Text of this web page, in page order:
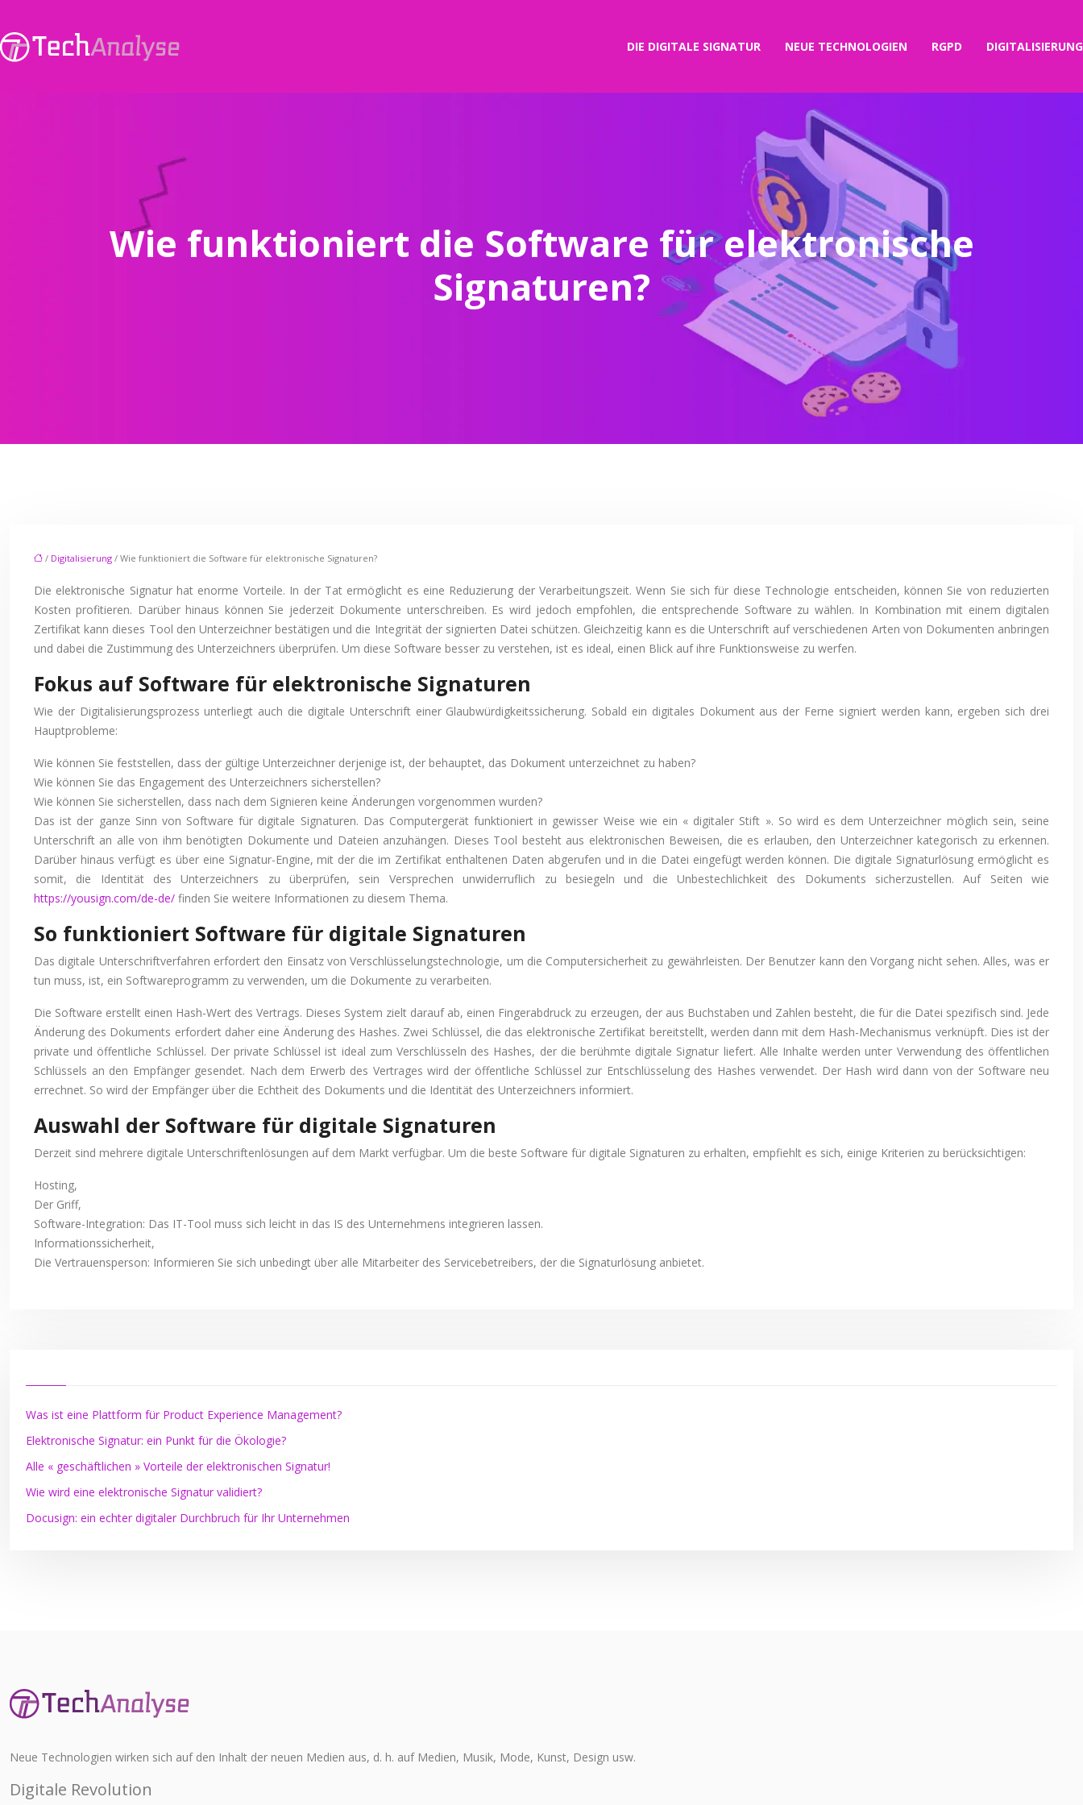
DIE DIGITALE SIGNATUR NEUE TECHNOLOGIEN RGPD DIGITALISIERUNG
Wie funktioniert die Software für elektronische
Signaturen?
/ Digitalisierung / Wie funktioniert die Software für elektronische Signaturen?
Die elektronische Signatur hat enorme Vorteile. In der Tat ermöglicht es eine Reduzierung der Verarbeitungszeit. Wenn Sie sich für diese Technologie entscheiden, können Sie von reduzierten
Kosten profitieren. Darüber hinaus können Sie jederzeit Dokumente unterschreiben. Es wird jedoch empfohlen, die entsprechende Software zu wählen. In Kombination mit einem digitalen
Zertifikat kann dieses Tool den Unterzeichner bestätigen und die Integrität der signierten Datei schützen. Gleichzeitig kann es die Unterschrift auf verschiedenen Arten von Dokumenten anbringen
und dabei die Zustimmung des Unterzeichners überprüfen. Um diese Software besser zu verstehen, ist es ideal, einen Blick auf ihre Funktionsweise zu werfen.
Fokus auf Software für elektronische Signaturen
Wie der Digitalisierungsprozess unterliegt auch die digitale Unterschrift einer Glaubwürdigkeitssicherung. Sobald ein digitales Dokument aus der Ferne signiert werden kann, ergeben sich drei
Hauptprobleme:
Wie können Sie feststellen, dass der gültige Unterzeichner derjenige ist, der behauptet, das Dokument unterzeichnet zu haben?
Wie können Sie das Engagement des Unterzeichners sicherstellen?
Wie können Sie sicherstellen, dass nach dem Signieren keine Änderungen vorgenommen wurden?
Das ist der ganze Sinn von Software für digitale Signaturen. Das Computergerät funktioniert in gewisser Weise wie ein « digitaler Stift ». So wird es dem Unterzeichner möglich sein, seine
Unterschrift an alle von ihm benötigten Dokumente und Dateien anzuhängen. Dieses Tool besteht aus elektronischen Beweisen, die es erlauben, den Unterzeichner kategorisch zu erkennen.
Darüber hinaus verfügt es über eine Signatur-Engine, mit der die im Zertifikat enthaltenen Daten abgerufen und in die Datei eingefügt werden können. Die digitale Signaturlösung ermöglicht es
somit, die Identität des Unterzeichners zu überprüfen, sein Versprechen unwiderruflich zu besiegeln und die Unbestechlichkeit des Dokuments sicherzustellen. Auf Seiten wie
https://yousign.com/de-de/ finden Sie weitere Informationen zu diesem Thema.
So funktioniert Software für digitale Signaturen
Das digitale Unterschriftverfahren erfordert den Einsatz von Verschlüsselungstechnologie, um die Computersicherheit zu gewährleisten. Der Benutzer kann den Vorgang nicht sehen. Alles, was er
tun muss, ist, ein Softwareprogramm zu verwenden, um die Dokumente zu verarbeiten.
Die Software erstellt einen Hash-Wert des Vertrags. Dieses System zielt darauf ab, einen Fingerabdruck zu erzeugen, der aus Buchstaben und Zahlen besteht, die für die Datei spezifisch sind. Jede
Änderung des Dokuments erfordert daher eine Änderung des Hashes. Zwei Schlüssel, die das elektronische Zertifikat bereitstellt, werden dann mit dem Hash-Mechanismus verknüpft. Dies ist der
private und öffentliche Schlüssel. Der private Schlüssel ist ideal zum Verschlüsseln des Hashes, der die berühmte digitale Signatur liefert. Alle Inhalte werden unter Verwendung des öffentlichen
Schlüssels an den Empfänger gesendet. Nach dem Erwerb des Vertrages wird der öffentliche Schlüssel zur Entschlüsselung des Hashes verwendet. Der Hash wird dann von der Software neu
errechnet. So wird der Empfänger über die Echtheit des Dokuments und die Identität des Unterzeichners informiert.
Auswahl der Software für digitale Signaturen
Derzeit sind mehrere digitale Unterschriftenlösungen auf dem Markt verfügbar. Um die beste Software für digitale Signaturen zu erhalten, empfiehlt es sich, einige Kriterien zu berücksichtigen:
Hosting,
Der Griff,
Software-Integration: Das IT-Tool muss sich leicht in das IS des Unternehmens integrieren lassen.
Informationssicherheit,
Die Vertrauensperson: Informieren Sie sich unbedingt über alle Mitarbeiter des Servicebetreibers, der die Signaturlösung anbietet.
Was ist eine Plattform für Product Experience Management?
Elektronische Signatur: ein Punkt für die Ökologie?
Alle « geschäftlichen » Vorteile der elektronischen Signatur!
Wie wird eine elektronische Signatur validiert?
Docusign: ein echter digitaler Durchbruch für Ihr Unternehmen
Neue Technologien wirken sich auf den Inhalt der neuen Medien aus, d. h. auf Medien, Musik, Mode, Kunst, Design usw.
Digitale Revolution